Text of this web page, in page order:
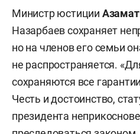
Министр юстиции
Назарбаев сохраняет
но на членов его семьи
не распространяется.
сохраняются все
Честь и достоинство,
президента